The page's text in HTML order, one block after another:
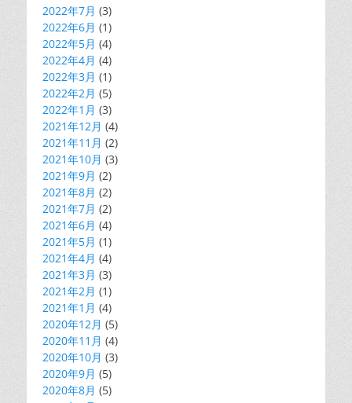
2022年7月 (3)
2022年6月 (1)
2022年5月 (4)
2022年4月 (4)
2022年3月 (1)
2022年2月 (5)
2022年1月 (3)
2021年12月 (4)
2021年11月 (2)
2021年10月 (3)
2021年9月 (2)
2021年8月 (2)
2021年7月 (2)
2021年6月 (4)
2021年5月 (1)
2021年4月 (4)
2021年3月 (3)
2021年2月 (1)
2021年1月 (4)
2020年12月 (5)
2020年11月 (4)
2020年10月 (3)
2020年9月 (5)
2020年8月 (5)